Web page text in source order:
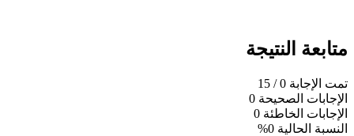
متابعة النتيجة
تمت الإجابة 0
/ 15
الإجابات الصحيحة 0
الإجابات الخاطئة 0
النسبة الحالية 0%